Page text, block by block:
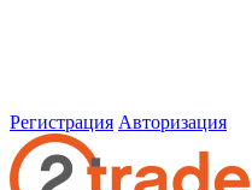
Регистрация Авторизация